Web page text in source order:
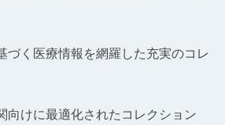
づく医療情報を網羅した充実のコレ
向けに最適化されたコレクション